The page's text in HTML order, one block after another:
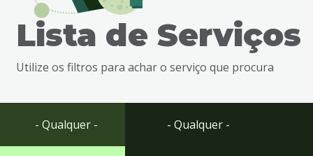
busca
Ir
rodapé
Lista de Serviços
Utilize os filtros para achar o serviço que procura
- Qualquer - - Qualquer -